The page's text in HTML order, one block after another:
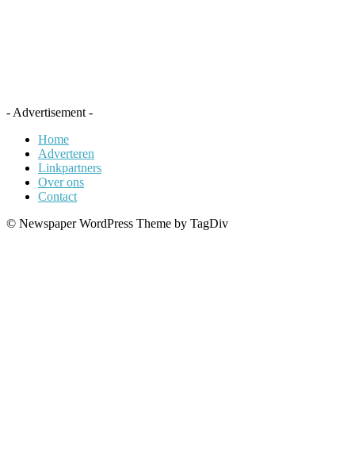
- Advertisement -
Home
Adverteren
Linkpartners
Over ons
Contact
© Newspaper WordPress Theme by TagDiv